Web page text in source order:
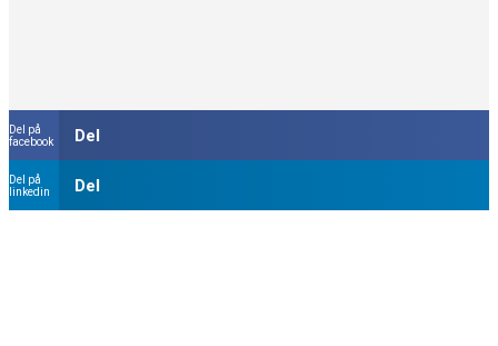
Del på
facebook
Del
Del på
linkedin
Del